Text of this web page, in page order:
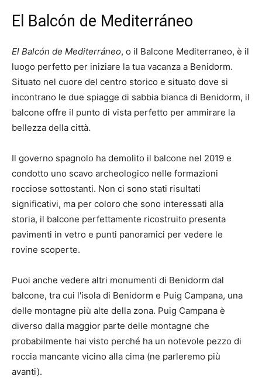
El Balcón de Mediterráneo
El Balcón de Mediterráneo, o il Balcone Mediterraneo, è il
luogo perfetto per iniziare la tua vacanza a Benidorm.
Situato nel cuore del centro storico e situato dove si
incontrano le due spiagge di sabbia bianca di Benidorm, il
balcone offre il punto di vista perfetto per ammirare la
bellezza della città.
Il governo spagnolo ha demolito il balcone nel 2019 e
condotto uno scavo archeologico nelle formazioni
rocciose sottostanti. Non ci sono stati risultati
significativi, ma per coloro che sono interessati alla
storia, il balcone perfettamente ricostruito presenta
pavimenti in vetro e punti panoramici per vedere le
rovine scoperte.
Puoi anche vedere altri monumenti di Benidorm dal
balcone, tra cui l'isola di Benidorm e Puig Campana, una
delle montagne più alte della zona. Puig Campana è
diverso dalla maggior parte delle montagne che
probabilmente hai visto perché ha un notevole pezzo di
roccia mancante vicino alla cima (ne parleremo più
avanti).